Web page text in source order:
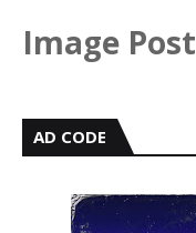
Image Post
AD CODE